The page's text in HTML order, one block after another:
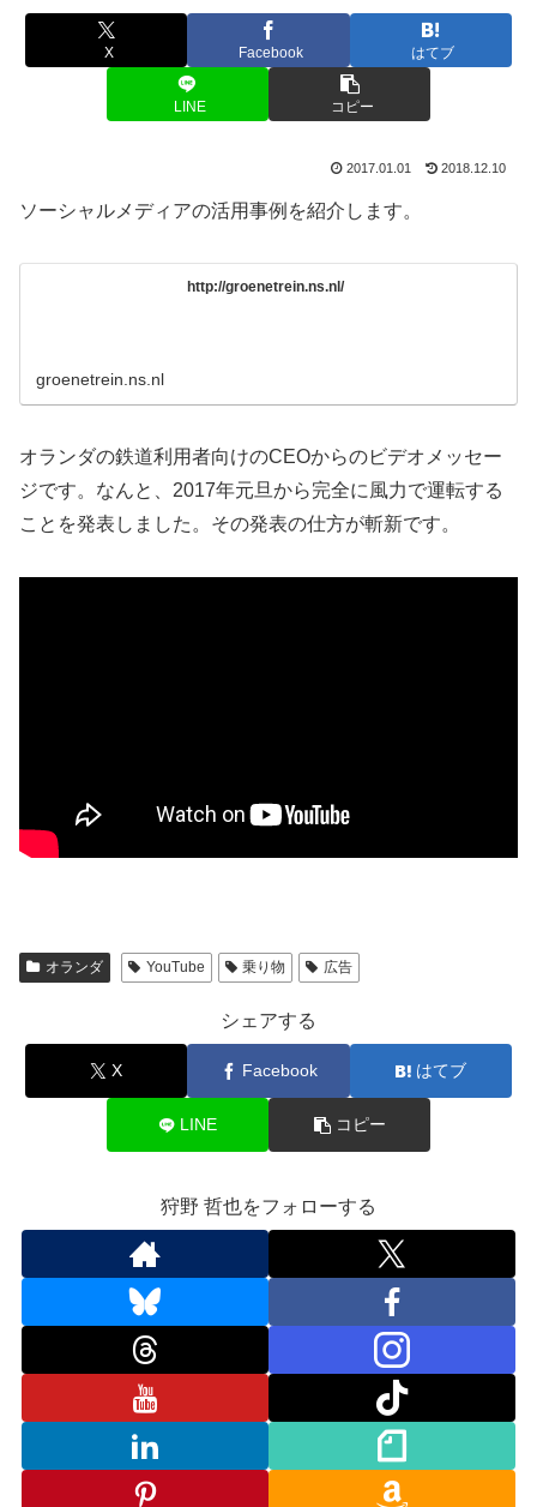
X Facebook はてブ
LINE コピー
2017.01.01 2018.12.10
ソーシャルメディアの活用事例を紹介します。
http://groenetrein.ns.nl/
groenetrein.ns.nl
オランダの鉄道利用者向けのCEOからのビデオメッセー
ジです。なんと、2017年元旦から完全に風力で運転する
ことを発表しました。その発表の仕方が斬新です。
オランダ YouTube 乗り物 広告
シェアする
X Facebook はてブ
LINE コピー
狩野 哲也をフォローする